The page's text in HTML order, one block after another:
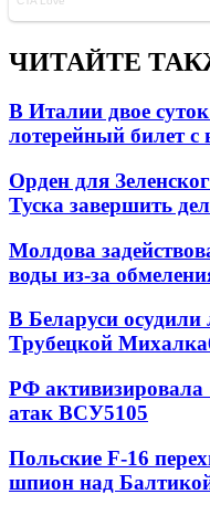
ЧИТАЙТЕ
В Италии двое
лотерейный билет
Орден для
Туска завершить
Молдова
воды из-за
В Беларуси
Трубецкой Михалка
РФ
атак ВСУ5105
Польские F-16
шпион над